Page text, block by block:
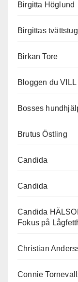
Birgitta Höglund
Birgittas
Birkan Tore
Bloggen du
Bosses
Brutus Östling
Candida
Candida
Candida
Fokus på
Christian
Connie